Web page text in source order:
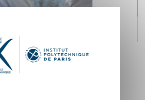
Recherche
partenariale